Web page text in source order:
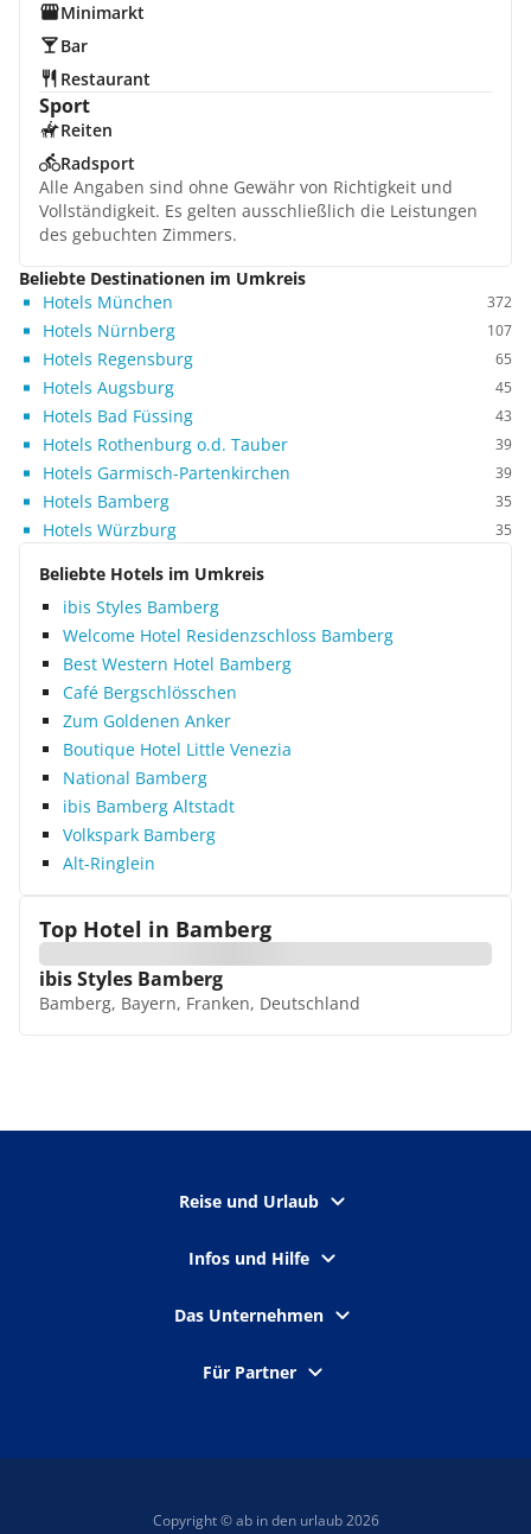
Minimarkt
Bar
Restaurant
Sport
Reiten
Radsport
Alle Angaben sind ohne Gewähr von Richtigkeit und
Vollständigkeit. Es gelten ausschließlich die Leistungen
des gebuchten Zimmers.
Beliebte Destinationen im Umkreis
Hotels München
372
Hotels Nürnberg 107
Hotels Regensburg 65
Hotels Augsburg 45
Hotels Bad Füssing 43
Hotels Rothenburg o.d. Tauber 39
Hotels Garmisch-Partenkirchen 39
Hotels Bamberg 35
Hotels Würzburg 35
Beliebte Hotels im Umkreis
ibis Styles Bamberg
Welcome Hotel Residenzschloss Bamberg
Best Western Hotel Bamberg
Café Bergschlösschen
Zum Goldenen Anker
Boutique Hotel Little Venezia
National Bamberg
ibis Bamberg Altstadt
Volkspark Bamberg
Alt-Ringlein
Top Hotel in Bamberg
ibis Styles Bamberg
Bamberg, Bayern, Franken, Deutschland
Reise und Urlaub
Infos und Hilfe
Das Unternehmen
Für Partner
Copyright © ab in den urlaub 2026